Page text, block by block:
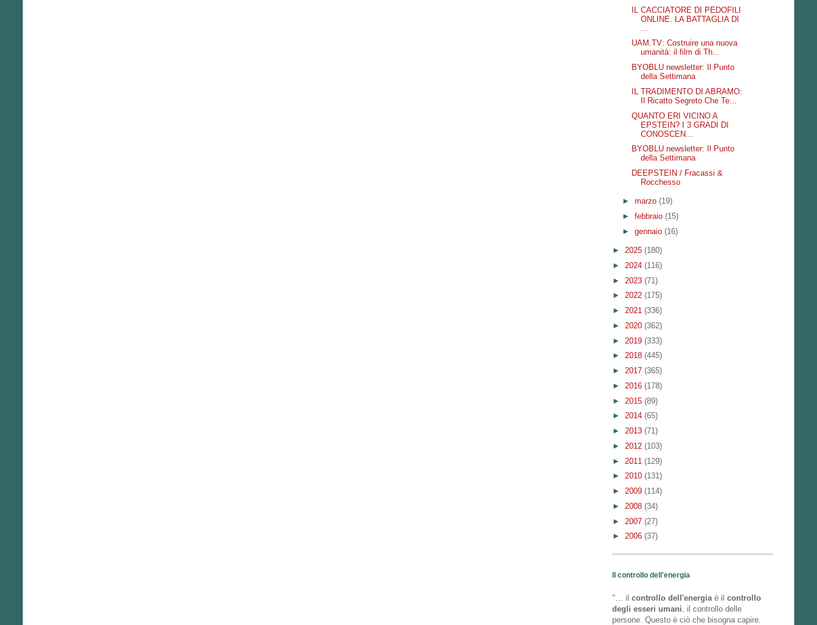
IL CACCIATORE DI PEDOFILI
ONLINE. LA BATTAGLIA DI
UAM.TV: Costruire una nuova
umanità: il film di Th...
BYOBLU newsletter: Il Punto
della Settimana
IL TRADIMENTO DI ABRAMO:
Il Ricatto Segreto Che Te...
QUANTO ERI VICINO A
EPSTEIN? I 3 GRADI DI
CONOSCEN...
BYOBLU newsletter: Il Punto
della Settimana
DEEPSTEIN / Fracassi &
Rocchesso
► marzo (19)
► febbraio (15)
► gennaio (16)
► 2025 (180)
► 2024 (116)
► 2023 (71)
► 2022 (175)
► 2021 (336)
► 2020 (362)
► 2019 (333)
► 2018 (445)
► 2017 (365)
► 2016 (178)
► 2015 (89)
► 2014 (65)
► 2013 (71)
► 2012 (103)
► 2011 (129)
► 2010 (131)
► 2009 (114)
► 2008 (34)
► 2007 (27)
► 2006 (37)
Il controllo dell'energia
"… il controllo dell'energia è il controllo
degli esseri umani , il controllo delle
persone. Questo è ciò che bisogna capire.